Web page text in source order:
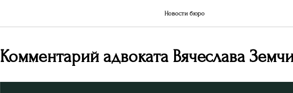
Новости бюро
Комментарий адвоката Вячеслава